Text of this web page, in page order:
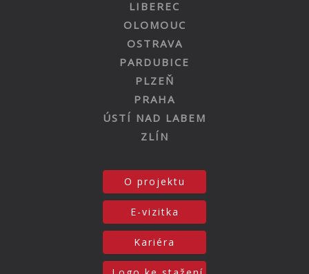
LIBEREC
OLOMOUC
OSTRAVA
PARDUBICE
PLZEŇ
PRAHA
ÚSTÍ NAD LABEM
ZLÍN
O projektu
E-vizitka
Kariéra